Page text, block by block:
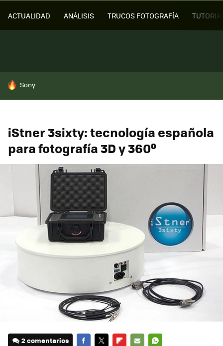
ACTUALIDAD ANÁLISIS TRUCOS FOTOGRAFÍA
HOY SE HABLA DE
Sony
iStner 3sixty: tecnología española
para fotografía 3D y 360º
2 comentarios